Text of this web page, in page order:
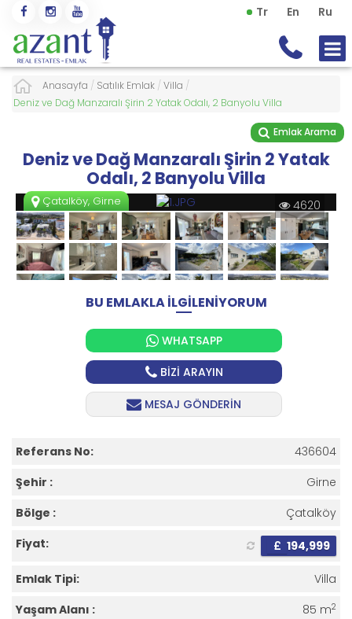
Tr En Ru
Anasayfa / Satılık Emlak / Villa /
Deniz ve Dağ Manzaralı Şirin 2 Yatak Odalı, 2 Banyolu Villa
Emlak Arama
Deniz ve Dağ Manzaralı Şirin 2 Yatak
Odalı, 2 Banyolu Villa
4620
Çatalköy, Girne
BU EMLAKLA İLGİLENİYORUM
WHATSAPP
BİZİ ARAYIN
MESAJ GÖNDERİN
Referans No:
436604
Şehir :
Girne
Bölge :
Çatalköy
Fiyat:
£ 194,999
Emlak Tipi:
Villa
Yaşam Alanı :
85 m2